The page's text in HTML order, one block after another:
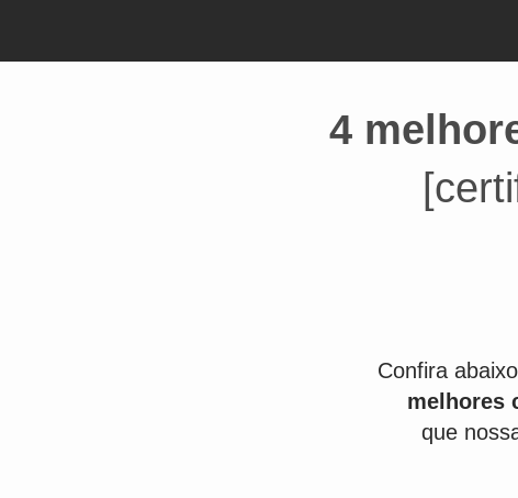
4
Confira
melhores
que